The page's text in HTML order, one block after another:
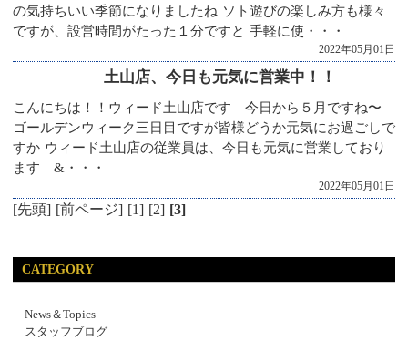
の気持ちいい季節になりましたね ソト遊びの楽しみ方も様々
ですが、設営時間がたった１分ですと 手軽に使・・・
2022年05月01日
土山店、今日も元気に営業中！！
こんにちは！！ウィード土山店です 今日から５月ですね〜
ゴールデンウィーク三日目ですが皆様どうか元気にお過ごしで
すか ウィード土山店の従業員は、今日も元気に営業しており
ます &・・・
2022年05月01日
[先頭] [前ページ] [1] [2] [3]
CATEGORY
News＆Topics
スタッフブログ